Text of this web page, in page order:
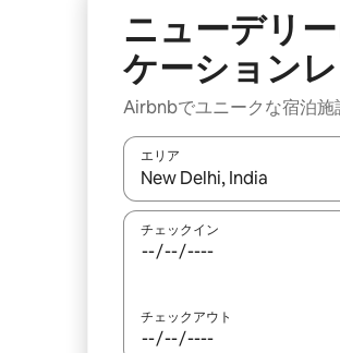
ニューデリ
ケーション
Airbnbでユニークな宿泊施
エリア
検索結果が表示されたら、
チェックイン
チェックアウト